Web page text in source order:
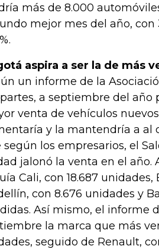
más de 8.000
mejor mes del año, con
aspira a ser la de más
un informe de la
a septiembre del año
venta de vehículos
y la mantendría a al
según los empresarios, el
jalonó la venta en el año.
Cali, con 18.687 unidades,
con 8.676 unidades y
Así mismo, el informe
la marca que más
seguido de Renault,